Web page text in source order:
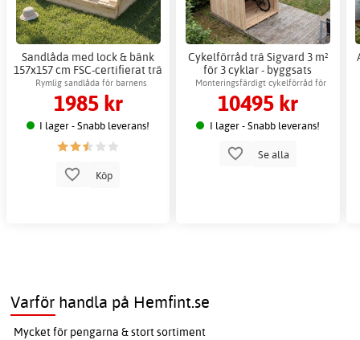
Sandlåda med lock & bänk
157x157 cm FSC-certifierat trä
Rymlig sandlåda för barnens
utomhuslek
1985 kr
I lager - Snabb leverans!
Köp
Cykelförråd trä Sigvard 3 m²
för 3 cyklar - byggsats
Monteringsfärdigt cykelförråd för
utomhusbruk
10495 kr
I lager - Snabb leverans!
Se alla
Varför handla på Hemfint.se
Mycket för pengarna & stort sortiment